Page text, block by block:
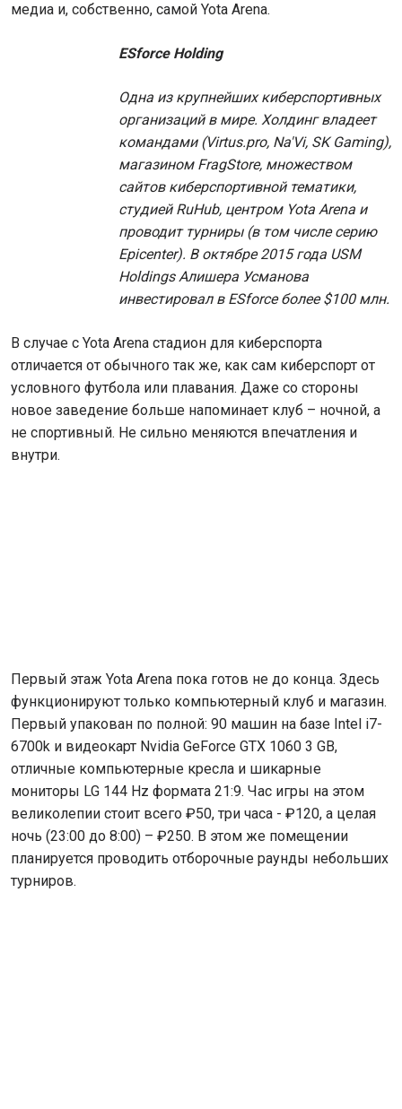
медиа и, собственно, самой Yota Arena.
ESforce Holding
Одна из крупнейших киберспортивных
организаций в мире. Холдинг владеет
командами (Virtus.pro, Na'Vi, SKGaming),
магазином FragStore, множеством
сайтов киберспортивной тематики,
студией RuHub, центром Yota Arena и
проводит турниры (в том числе серию
Epicenter). В октябре 2015 года USM
Holdings Алишера Усманова
инвестировал в ESforce более $100 млн.
В случае с Yota Arena стадион для киберспорта
отличается от обычного так же, как сам киберспорт от
условного футбола или плавания. Даже со стороны
новое заведение больше напоминает клуб – ночной, а
не спортивный. Не сильно меняются впечатления и
внутри.
Первый этаж Yota Arena пока готов не до конца. Здесь
функционируют только компьютерный клуб и магазин.
Первый упакован по полной: 90 машин на базе Intel i7-
6700k и видеокарт Nvidia GeForce GTX 1060 3 GB,
отличные компьютерные кресла и шикарные
мониторы LG 144 Hz формата 21:9. Час игры на этом
великолепии стоит всего ₽50, три часа - ₽120, а целая
ночь (23:00 до 8:00) – ₽250. В этом же помещении
планируется проводить отборочные раунды небольших
турниров.